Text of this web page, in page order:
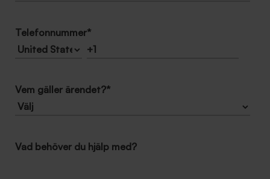
Telefonnummer*
Vem gäller ärendet?*
Vad behöver du hjälp med?